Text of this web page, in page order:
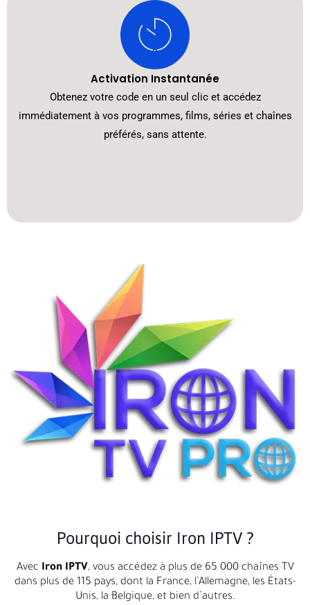
Activation Instantanée
Obtenez votre code en un seul clic et accédez
immédiatement à vos programmes, films, séries et chaînes
préférés, sans attente.
Pourquoi choisir Iron IPTV ?
Avec Iron IPTV, vous accédez à plus de 65 000 chaînes TV
dans plus de 115 pays, dont la France, l’Allemagne, les États-
Unis, la Belgique, et bien d’autres.